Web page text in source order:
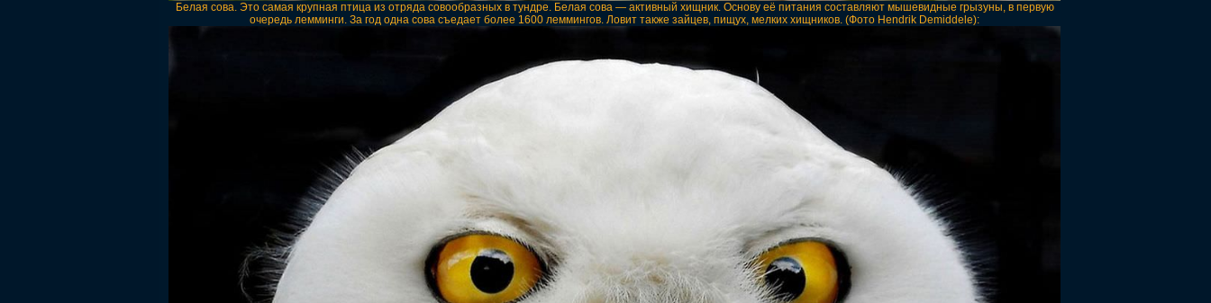
Белая сова. Это самая крупная птица из отряда совообразных в тундре. Белая сова — активный хищник. Основу её питания составляют мышевидные грызуны, в первую
очередь лемминги. За год одна сова съедает более 1600 леммингов. Ловит также зайцев, пищух, мелких хищников. (Фото Hendrik Demiddele):